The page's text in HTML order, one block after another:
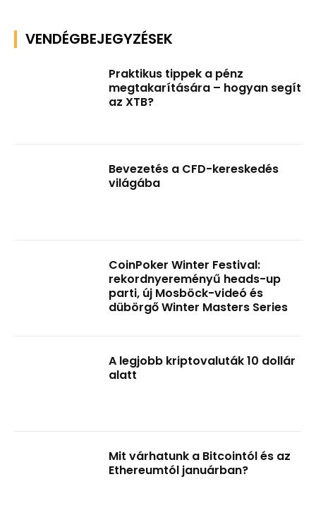
VENDÉGBEJEGYZÉSEK
Praktikus tippek a pénz
megtakarítására – hogyan segít
az XTB?
Bevezetés a CFD-kereskedés
világába
CoinPoker Winter Festival:
rekordnyereményű heads-up
parti, új Mosböck-videó és
dübörgő Winter Masters Series
A legjobb kriptovaluták 10 dollár
alatt
Mit várhatunk a Bitcointól és az
Ethereumtól januárban?